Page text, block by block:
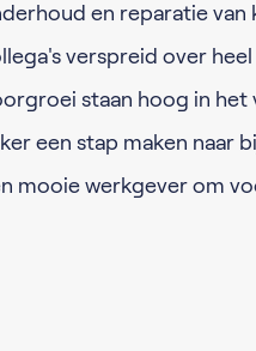
en reparatie van
verspreid over
staan hoog in het
een stap maken naar
mooie werkgever om